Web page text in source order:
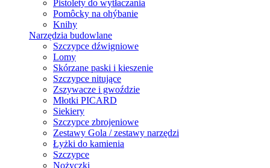
Pistolety do wytłaczania
Pomôcky na ohýbanie
Knihy
Narzędzia budowlane
Szczypce dźwigniowe
Lomy
Skórzane paski i kieszenie
Szczypce nitujące
Zszywacze i gwoździe
Młotki PICARD
Siekiery
Szczypce zbrojeniowe
Zestawy Gola / zestawy narzędzi
Łyżki do kamienia
Szczypce
Nożyczki